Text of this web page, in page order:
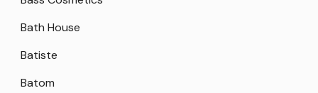
Bath House
Batiste
Batom